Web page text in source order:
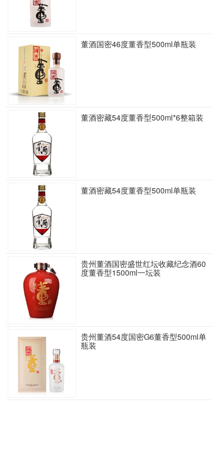
董酒国密46度董香型500ml单瓶装
董酒密藏54度董香型500ml*6整箱装
董酒密藏54度董香型500ml单瓶装
贵州董酒国密盛世红坛收藏纪念酒60
度董香型1500ml一坛装
贵州董酒54度国密G6董香型500ml单
瓶装